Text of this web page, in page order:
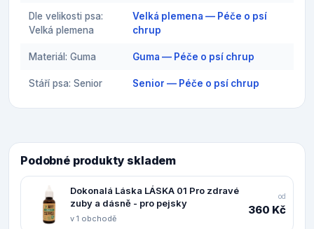
Dle velikosti psa:
Velká plemena
Velká plemena — Péče o psí
chrup
Materiál: Guma Guma — Péče o psí chrup
Stáří psa: Senior Senior — Péče o psí chrup
Podobné produkty skladem
Dokonalá Láska LÁSKA 01 Pro zdravé
zuby a dásně - pro pejsky
v 1 obchodě
od
360 Kč